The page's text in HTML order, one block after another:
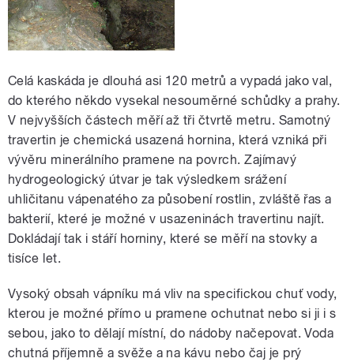
Celá kaskáda je dlouhá asi 120 metrů a vypadá jako val,
do kterého někdo vysekal nesouměrné schůdky a prahy.
V nejvyšších částech měří až tři čtvrtě metru. Samotný
travertin je chemická usazená hornina, která vzniká při
vývěru minerálního pramene na povrch. Zajímavý
hydrogeologický útvar je tak výsledkem srážení
uhličitanu vápenatého za působení rostlin, zvláště řas a
bakterií, které je možné v usazeninách travertinu najít.
Dokládají tak i stáří horniny, které se měří na stovky a
tisíce let.
Vysoký obsah vápníku má vliv na specifickou chuť vody,
kterou je možné přímo u pramene ochutnat nebo si ji i s
sebou, jako to dělají místní, do nádoby načepovat. Voda
chutná příjemně a svěže a na kávu nebo čaj je prý